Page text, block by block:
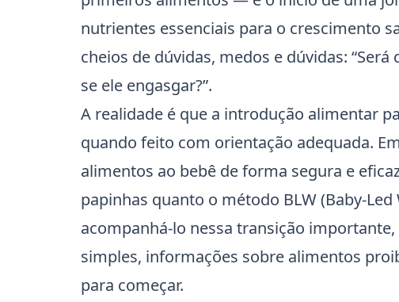
nutrientes essenciais para o crescimento
cheios de dúvidas, medos e dúvidas: “Será
se ele engasgar?”.
A realidade é que a introdução alimentar
quando feito com orientação adequada.
alimentos ao bebê de forma segura e
papinhas quanto o método BLW (Baby-
acompanhá-lo nessa transição
simples, informações sobre alimentos
para começar.